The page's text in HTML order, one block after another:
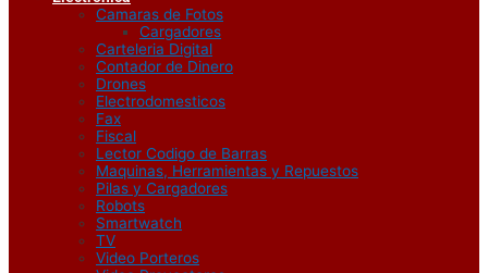
Camaras de Fotos
Cargadores
Carteleria Digital
Contador de Dinero
Drones
Electrodomesticos
Fax
Fiscal
Lector Codigo de Barras
Maquinas, Herramientas y Repuestos
Pilas y Cargadores
Robots
Smartwatch
TV
Video Porteros